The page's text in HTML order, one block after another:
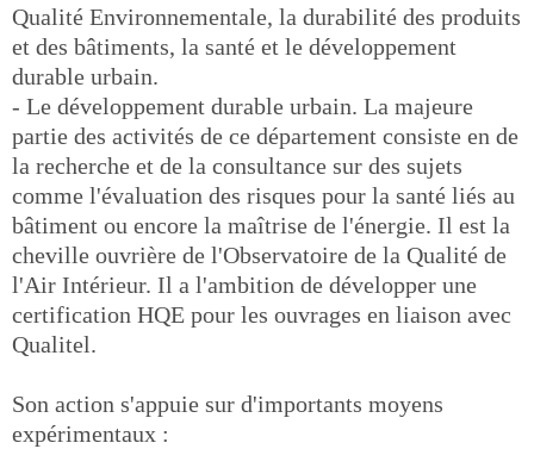
Qualité Environnementale, la durabilité des produits
et des bâtiments, la santé et le développement
durable urbain.
- Le développement durable urbain. La majeure
partie des activités de ce département consiste en de
la recherche et de la consultance sur des sujets
comme l'évaluation des risques pour la santé liés au
bâtiment ou encore la maîtrise de l'énergie. Il est la
cheville ouvrière de l'Observatoire de la Qualité de
l'Air Intérieur. Il a l'ambition de développer une
certification HQE pour les ouvrages en liaison avec
Qualitel.
Son action s'appuie sur d'importants moyens
expérimentaux :